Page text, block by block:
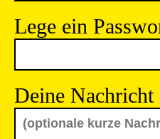
Lege ein
Deine Nachricht